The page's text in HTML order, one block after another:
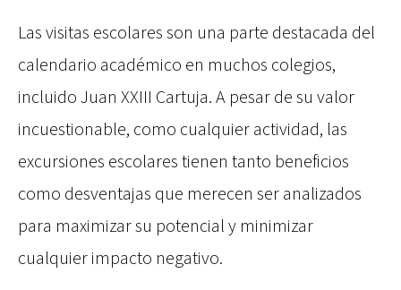
Las visitas escolares son una parte destacada del
calendario académico en muchos colegios,
incluido Juan XXIII Cartuja. A pesar de su valor
incuestionable, como cualquier actividad, las
excursiones escolares tienen tanto beneficios
como desventajas que merecen ser analizados
para maximizar su potencial y minimizar
cualquier impacto negativo.